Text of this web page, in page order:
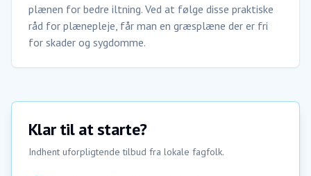
plænen for bedre iltning. Ved at følge disse praktiske
råd for plænepleje, får man en græsplæne der er fri
for skader og sygdomme.
Klar til at starte?
Indhent uforpligtende tilbud fra lokale fagfolk.